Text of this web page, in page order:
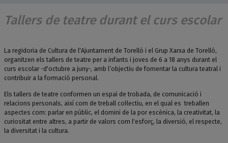
Tallers de teatre durant el curs escolar
La regidoria de Cultura de l'Ajuntament de Torelló i el Grup Xarxa de Torelló,
organitzen els tallers de teatre per a infants i joves de 6 a 18 anys durant el
curs escolar -d'octubre a juny-, amb l’objectiu de fomentar la cultura teatral i
contribuir a la formació personal.
Els tallers de teatre conformen un espai de trobada, de comunicació i
relacions personals, així com de treball col·lectiu, en el qual es treballen
aspectes com: parlar en públic, el domini de la por escènica, la creativitat, la
curiositat entre altres, a partir de valors com l'esforç, la diversió, el respecte,
la diversitat i la cultura.